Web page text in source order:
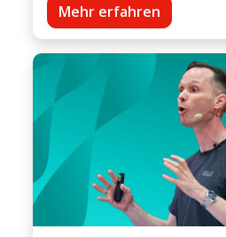
Mehr erfahren